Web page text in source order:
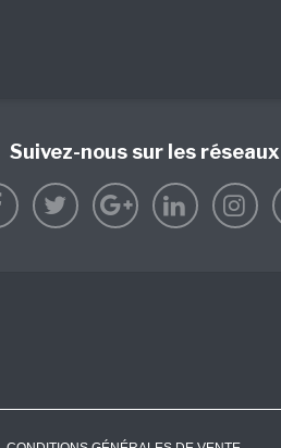
Suivez-nous sur les réseaux